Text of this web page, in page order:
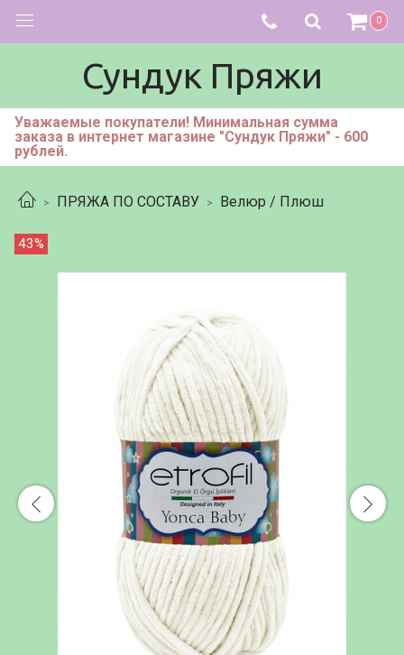
0
Сундук Пряжи
Уважаемые покупатели! Минимальная сумма
заказа в интернет магазине "Сундук Пряжи" - 600
рублей.
ПРЯЖА ПО СОСТАВУ Велюр / Плюш
43%